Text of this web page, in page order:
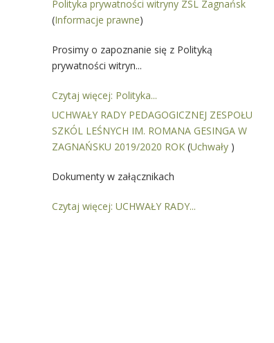
Polityka prywatności witryny ZSL Zagnańsk
(Informacje prawne)
Prosimy o zapoznanie się z Polityką
prywatności witryn...
Czytaj więcej: Polityka...
UCHWAŁY RADY PEDAGOGICZNEJ ZESPOŁU
SZKÓL LEŚNYCH IM. ROMANA GESINGA W
ZAGNAŃSKU 2019/2020 ROK (Uchwały )
Dokumenty w załącznikach
Czytaj więcej: UCHWAŁY RADY...